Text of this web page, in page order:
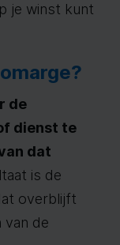
je winst kunt
de
dienst te
dat
is de
overblijft
de